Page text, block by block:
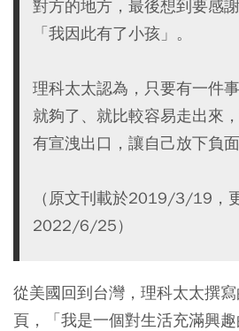
對方的地方，最後想到要感
「我因此有了小孩」。
理科太太認為，只要有一件
就夠了、就比較容易走出來
有宣洩出口，讓自己放下負面
（原文刊載於2019/3/19，
2022/6/25）
從美國回到台灣，理科太太撰
頁，「我是一個對生活充滿興